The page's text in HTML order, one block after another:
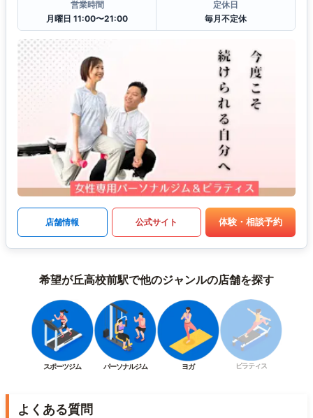
営業時間
月曜日 11:00〜21:00
定休日
毎月不定休
店舗情報 公式サイト 体験・相談予約
希望が丘高校前駅で他のジャンルの店舗を探す
スポーツジム パーソナルジム ヨガ ピラティス
よくある質問